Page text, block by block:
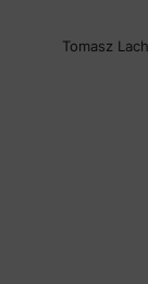
Tomasz Lach